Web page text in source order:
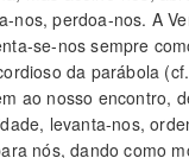
nos, perdoa-nos. A
se-nos sempre
da parábola
ao nosso encontro,
levanta-nos,
nós, dando como